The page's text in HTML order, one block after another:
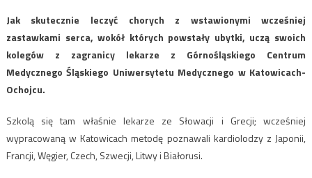
Jak skutecznie leczyć chorych z wstawionymi wcześniej
zastawkami serca, wokół których powstały ubytki, uczą swoich
kolegów z zagranicy lekarze z Górnośląskiego Centrum
Medycznego Śląskiego Uniwersytetu Medycznego w Katowicach-
Ochojcu.
Szkolą się tam właśnie lekarze ze Słowacji i Grecji; wcześniej
wypracowaną w Katowicach metodę poznawali kardiolodzy z Japonii,
Francji, Węgier, Czech, Szwecji, Litwy i Białorusi.